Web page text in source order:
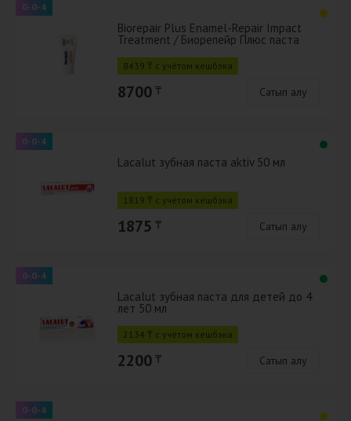
0-0-4
Biorepair Plus Enamel-Repair Impact
Treatment / Биорепейр Плюс паста
8439 ₸ с учётом кешбэка
8700 ₸ Сатып алу
0-0-4
Lacalut зубная паста aktiv 50 мл
1819 ₸ с учётом кешбэка
1875 ₸ Сатып алу
0-0-4
Lacalut зубная паста для детей до 4
лет 50 мл
2134 ₸ с учётом кешбэка
2200 ₸ Сатып алу
0-0-4